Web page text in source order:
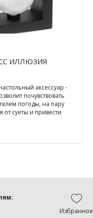
ИЛЛЮЗИЯ
аксессуар -
почувствовать
погоды, на пару
от суеты и привести
Избранное